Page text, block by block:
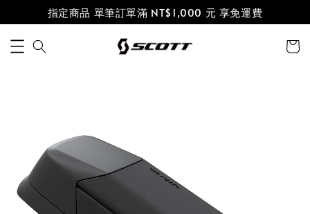
指定商品 單筆訂單滿 NT$1,000 元 享免運費